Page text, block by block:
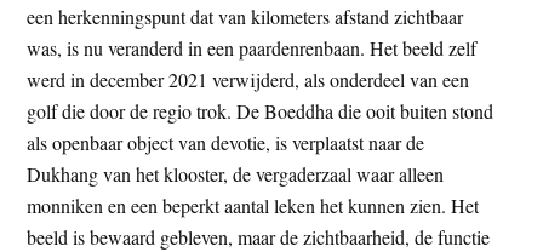
een herkenningspunt dat van kilometers afstand zichtbaar
was, is nu veranderd in een paardenrenbaan. Het beeld zelf
werd in december 2021 verwijderd, als onderdeel van een
golf die door de regio trok. De Boeddha die ooit buiten stond
als openbaar object van devotie, is verplaatst naar de
Dukhang van het klooster, de vergaderzaal waar alleen
monniken en een beperkt aantal leken het kunnen zien. Het
beeld is bewaard gebleven, maar de zichtbaarheid, de functie